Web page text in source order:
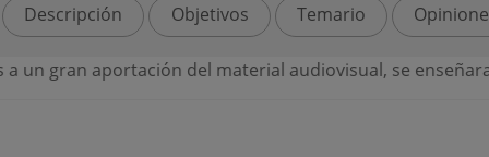
Descripción Objetivos Temario
gran aportación del material audiovisual, se enseñara